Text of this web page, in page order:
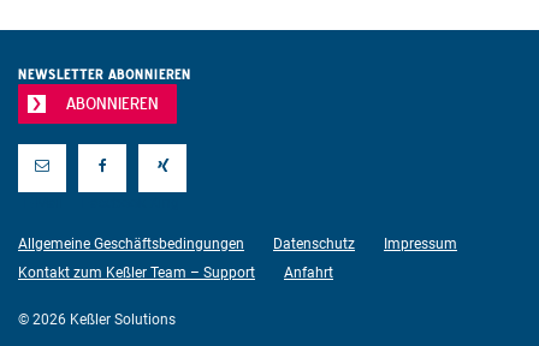
NEWSLETTER ABONNIEREN
ABONNIEREN
Allgemeine Geschäftsbedingungen Datenschutz
Impressum
Kontakt zum Keßler Team – Support
Anfahrt
© 2026 Keßler Solutions